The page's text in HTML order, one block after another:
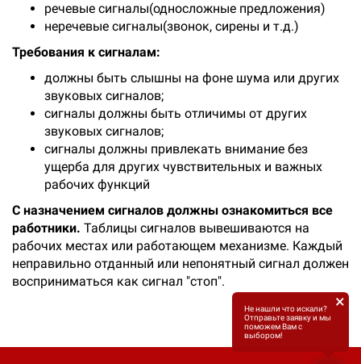
речевые сигналы(односложные предложения)
неречевые сигналы(звонок, сирены и т.д.)
Требования к сигналам:
должны быть слышны на фоне шума или других
звуковых сигналов;
сигналы должны быть отличимы от других
звуковых сигналов;
сигналы должны привлекать внимание без
ущерба для других чувствительных и важных
рабочих функций
С назначением сигналов должны ознакомиться все
работники. Таблицы сигналов вывешиваются на
рабочих местах или работающем механизме. Каждый
неправильно отданный или непонятный сигнал должен
восприниматься как сигнал "стоп".
Не нашли что искали?
Отправьте заявку и мы
поможем Вам с
выбором!
×